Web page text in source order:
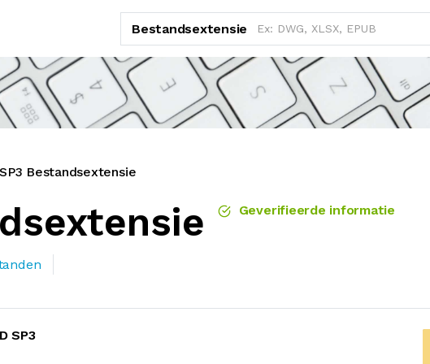
Bestandsextensie
SP3 Bestandsextensie
Geverifieerde informatie
SP3